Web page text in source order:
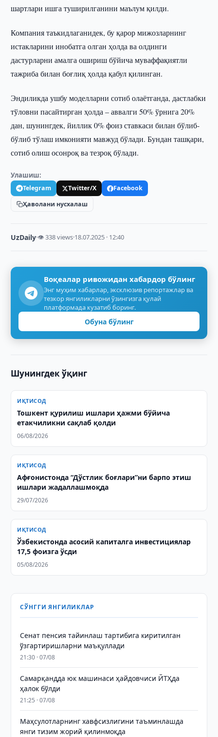
шартлари ишга туширилганини маълум қилди.
Компания таъкидлаганидек, бу қарор мижозларнинг
истакларини инобатга олган ҳолда ва олдинги
дастурларни амалга ошириш бўйича муваффақиятли
тажриба билан боғлиқ ҳолда қабул қилинган.
Эндиликда ушбу моделларни сотиб олаётганда, дастлабки
тўловни пасайтирган ҳолда – аввалги 50% ўрнига 20%
дан, шунингдек, йиллик 0% фоиз ставкаси билан бўлиб-
бўлиб тўлаш имконияти мавжуд бўлади. Бундан ташқари,
сотиб олиш осонроқ ва тезроқ бўлади.
Улашиш:
Telegram Twitter/X
Facebook
Ҳаволани нусхалаш
UzDaily·👁 338 views·18.07.2025 · 12:40
Воқеалар ривожидан хабардор бўлинг
Энг муҳим хабарлар, эксклюзив репортажлар ва
тезкор янгиликларни ўзингизга қулай
платформада кузатиб боринг.
Обуна бўлинг
Шунингдек ўқинг
ИҚТИСОД
Тошкент қурилиш ишлари ҳажми бўйича
етакчиликни сақлаб қолди
06/08/2026
ИҚТИСОД
Афғонистонда “Дўстлик боғлари”ни барпо этиш
ишлари жадаллашмоқда
29/07/2026
ИҚТИСОД
Ўзбекистонда асосий капиталга инвестициялар
17,5 фоизга ўсди
05/08/2026
СЎНГГИ ЯНГИЛИКЛАР
Сенат пенсия тайинлаш тартибига киритилган
ўзгартиришларни маъқуллади
21:30 · 07/08
Самарқандда юк машинаси ҳайдовчиси ЙТҲда
ҳалок бўлди
21:25 · 07/08
Маҳсулотларнинг хавфсизлигини таъминлашда
янги тизим жорий қилинмоқда